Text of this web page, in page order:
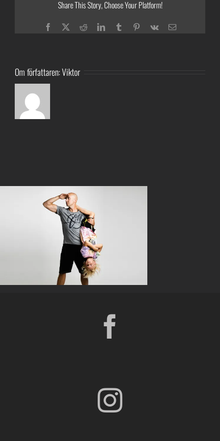
Share This Story, Choose Your Platform!
Facebook
TwitterRedditLinkedInTumblrPinterest
Vk
E-
Om författaren:Viktor